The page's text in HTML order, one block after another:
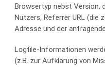
Browsertyp nebst Version,
Nutzers, Referrer URL (die
Adresse und der
Logfile-Informationen
(z.B. zur Aufklärung von